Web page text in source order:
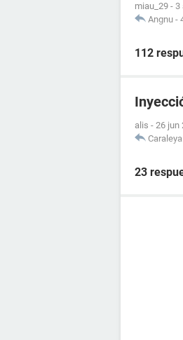
miau_29 - 3
Angnu -
112
alis - 26 jun
Caraleya
23